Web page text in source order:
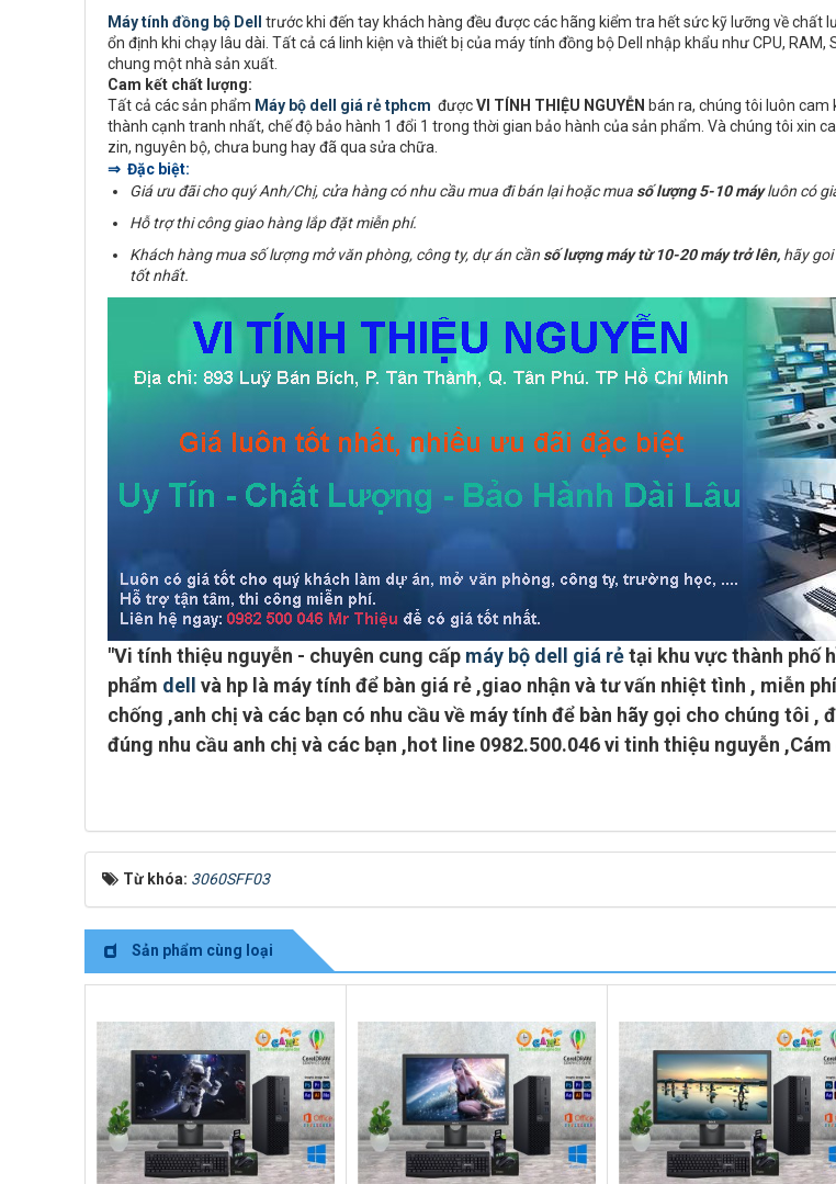
Máy tính đồng bộ Dell
trước khi đến tay khách hàng đều được các hãng kiểm tra hết sức kỹ lưỡng về
ổn định khi chạy lâu dài. Tất cả cá linh kiện và thiết bị của máy tính đồng bộ Dell nhập khẩu như CPU, RAM,
chung một nhà sản xuất.
Cam kết chất lượng:
Tất cả các sản phẩm Máy bộ dell giá rẻ tphcm đượcVI TÍNH THIỆU NGUYỄN bán ra, chúng tôi luôn
thành cạnh tranh nhất, chế độ bảo hành 1 đổi 1 trong thời gian bảo hành của sản phẩm. Và chúng tôi xin
zin, nguyên bộ, chưa bung hay đã qua sửa chữa.
⇒ Đặc biệt:
Giá ưu đãi cho quý Anh/Chị, cửa hàng có nhu cầu mua đi bán lại hoặc mua số lượng 5-10 máyluôn có
Hỗ trợ thi công giao hàng lắp đặt miễn phí.
Khách hàng mua số lượng mở văn phòng, công ty, dự án cần số lượng máy từ 10-20 máy trở lên, hãy
tốt nhất.
"Vi tính thiệu nguyễn - chuyên cung cấp máy bộ dell giá rẻtại khu vựcthành phố
phẩm dell và hp là máy tính để bàn giá rẻ ,giao nhận và tư vấn nhiệt tình , miễn
chống ,anh chị và các bạn có nhu cầu về máy tính để bàn hãy gọi cho chúng tôi ,
đúng nhu cầu anh chị và các bạn ,hot line 0982.500.046 vi tinh thiệu nguyễn
Từ khóa: 3060SFF03
Sản phẩm cùng loại